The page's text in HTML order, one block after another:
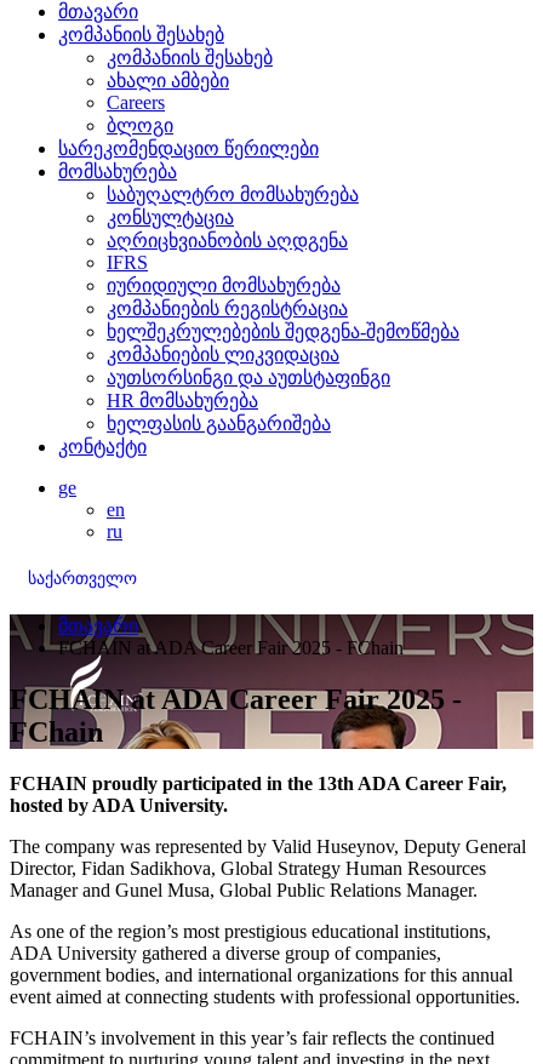
მთავარი
კომპანიის შესახებ
კომპანიის შესახებ
ახალი ამბები
Careers
ბლოგი
სარეკომენდაციო წერილები
მომსახურება
საბუღალტრო მომსახურება
კონსულტაცია
აღრიცხვიანობის აღდგენა
IFRS
იურიდიული მომსახურება
კომპანიების რეგისტრაცია
ხელშეკრულებების შედგენა-შემოწმება
კომპანიების ლიკვიდაცია
აუთსორსინგი და აუთსტაფინგი
HR მომსახურება
ხელფასის გაანგარიშება
კონტაქტი
ge
en
ru
საქართველო
მთავარი
FCHAIN at ADA Career Fair 2025 - FChain
FCHAIN at ADA Career Fair 2025 -
FChain
FCHAIN proudly participated in the 13th ADA Career Fair,
hosted by ADA University.
The company was represented by Valid Huseynov, Deputy General
Director, Fidan Sadikhova, Global Strategy Human Resources
Manager and Gunel Musa, Global Public Relations Manager.
As one of the region’s most prestigious educational institutions,
ADA University gathered a diverse group of companies,
government bodies, and international organizations for this annual
event aimed at connecting students with professional opportunities.
FCHAIN’s involvement in this year’s fair reflects the continued
commitment to nurturing young talent and investing in the next